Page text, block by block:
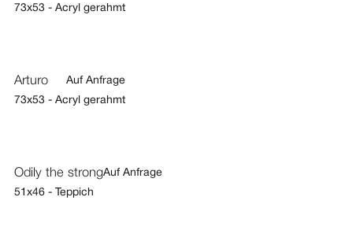
73x53 - Acryl gerahmt
Arturo
Auf Anfrage
73x53 - Acryl gerahmt
Odily the strongAuf Anfrage
51x46 - Teppich